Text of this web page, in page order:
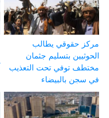
مركز حقوقي يطالب
الحوثيين بتسليم جثمان
مختطف توفي تحت التعذيب
في سجن بالبيضاء